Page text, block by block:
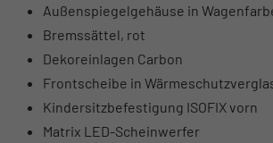
Außenspiegelgehäuse in
Bremssättel, rot
Dekoreinlagen Carbon
Frontscheibe in
Kindersitzbefestigung ISOFIX vorn
Matrix LED-Scheinwerfer